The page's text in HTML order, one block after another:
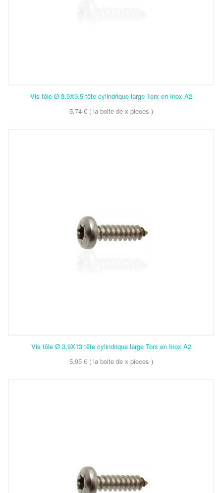
Vis tôle Ø 3,9X9,5 tête cylindrique large Torx en Inox A2
5,74 € ( la boite de x pieces )
Vis tôle Ø 3,9X13 tête cylindrique large Torx en Inox A2
5,95 € ( la boite de x pieces )